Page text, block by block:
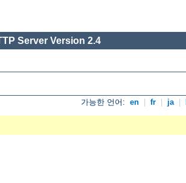
Server Version 2.4
가능한 언어: en fr ja